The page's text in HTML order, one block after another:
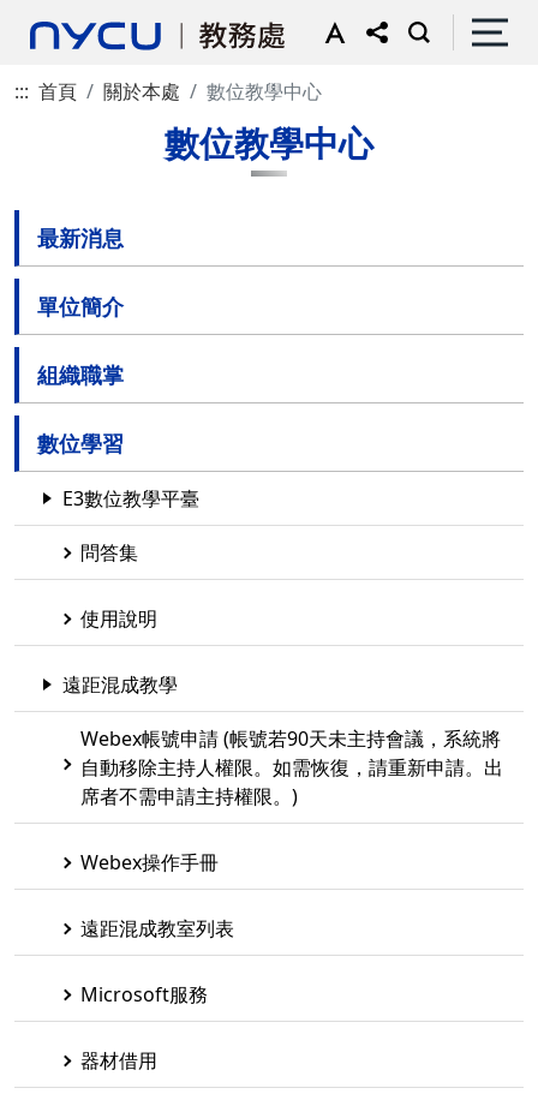
::: 首頁 關於本處 數位教學中心
數位教學中心
最新消息
單位簡介
組織職掌
數位學習
E3數位教學平臺
問答集
使用說明
遠距混成教學
Webex帳號申請 (帳號若90天未主持會議，系統將
自動移除主持人權限。如需恢復，請重新申請。出
席者不需申請主持權限。)
Webex操作手冊
遠距混成教室列表
Microsoft服務
器材借用